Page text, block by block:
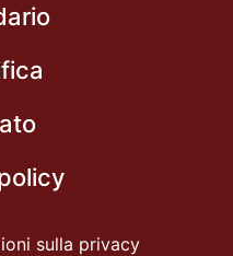
sulla privacy